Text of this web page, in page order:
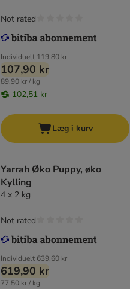
Individuelt 119,80 kr
107,90 kr
89,90 kr / kg
102,51 kr
Not rated
Læg i kurv
Yarrah Øko Puppy, øko
Kylling
4 x 2 kg
Individuelt 639,60 kr
619,90 kr
77,50 kr / kg
Not rated